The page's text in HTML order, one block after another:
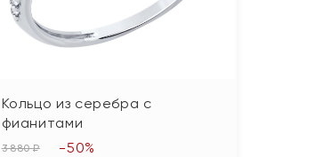
Кольцо из серебра с
фианитами
3 880 ₽ -50%